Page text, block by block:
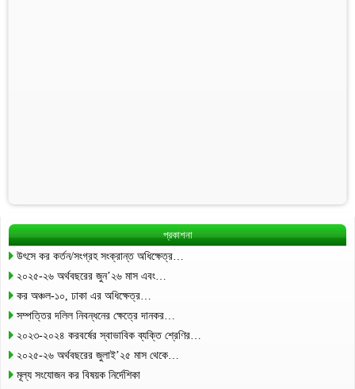
প্রকাশনা
উৎসে কর কর্তন/সংগ্রহ সংক্রান্ত অধিক্ষেত্র…
২০২৫-২৬ অর্থবছরের জুন’২৬ মাস এবং…
কর অঞ্চল-১০, ঢাকা এর অধিক্ষেত্র…
সম্পত্তির দলিল নিবন্ধনের ক্ষেত্রে দানকর…
২০২৩-২০২৪ করবর্ষের স্বাভাবিক ব্যক্তি শ্রেণির…
২০২৫-২৬ অর্থবছরের জুলাই’২৫ মাস থেকে…
মূল্য সংযোজন কর বিষয়ক নির্দেশিকা